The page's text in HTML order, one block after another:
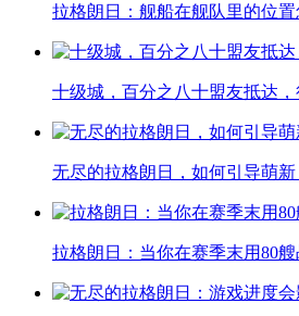
拉格朗日：舰船在舰队里的位置
十级城，百分之八十盟友抵达
无尽的拉格朗日，如何引导萌新
拉格朗日：当你在赛季末用80